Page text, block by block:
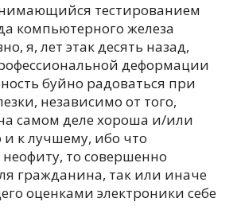
тестированием
компьютерного железа
я, лет этак десять назад,
деформации
буйно радоваться при
независимо от того,
самом деле хороша и/или
к лучшему, ибо что
то совершенно
гражданина, так или иначе
оценками электроники себе